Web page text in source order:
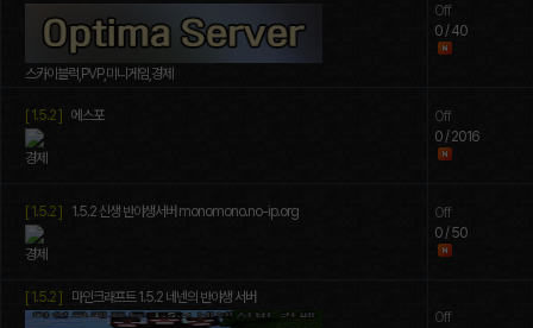
스카이블럭,PVP,미니게임,경제
Off
0 / 40
[ 1.5.2 ] 에스포
경제
Off
0 / 2016
[ 1.5.2 ] 1.5.2 신생 반야생서버 monomono.no-ip.org
경제
Off
0 / 50
[ 1.5.2 ] 마인크래프트 1.5.2 네넨의 반야생 서버
Off